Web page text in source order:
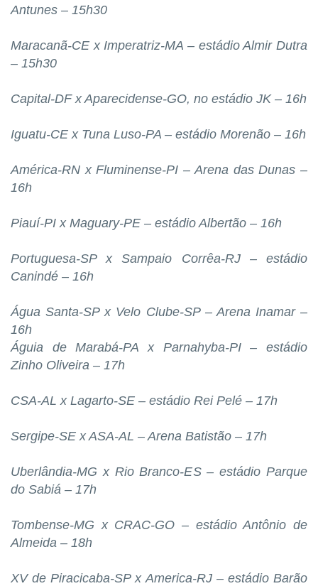
Antunes – 15h30
Maracanã-CE x Imperatriz-MA – estádio Almir Dutra
– 15h30
Capital-DF x Aparecidense-GO, no estádio JK – 16h
Iguatu-CE x Tuna Luso-PA – estádio Morenão – 16h
América-RN x Fluminense-PI – Arena das Dunas –
16h
Piauí-PI x Maguary-PE – estádio Albertão – 16h
Portuguesa-SP x Sampaio Corrêa-RJ – estádio
Canindé – 16h
Água Santa-SP x Velo Clube-SP – Arena Inamar –
16h
Águia de Marabá-PA x Parnahyba-PI – estádio
Zinho Oliveira – 17h
CSA-AL x Lagarto-SE – estádio Rei Pelé – 17h
Sergipe-SE x ASA-AL – Arena Batistão – 17h
Uberlândia-MG x Rio Branco-ES – estádio Parque
do Sabiá – 17h
Tombense-MG x CRAC-GO – estádio Antônio de
Almeida – 18h
XV de Piracicaba-SP x America-RJ – estádio Barão